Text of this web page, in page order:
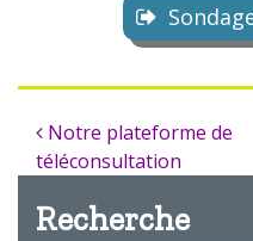
Notre plateforme de
téléconsultation
Recherche